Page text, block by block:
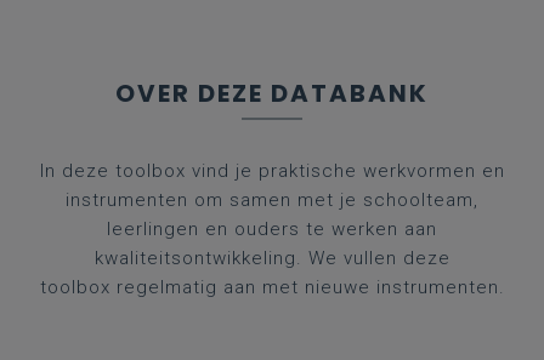
OVER DEZE DATABANK
In deze toolbox vind je praktische werkvormen en
instrumenten om samen met je schoolteam,
leerlingen en ouders te werken aan
kwaliteitsontwikkeling. We vullen deze
toolbox regelmatig aan met nieuwe instrumenten.